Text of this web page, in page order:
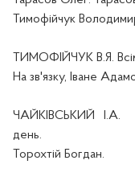
Тимофійчук
ТИМОФІЙЧУК В.Я.
На зв'язку, Іване
ЧАЙКІВСЬКИЙ І.А.
день.
Торохтій Богдан.